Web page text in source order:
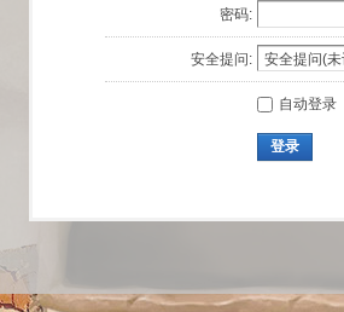
密码:
安全提问:
自动登录
登录